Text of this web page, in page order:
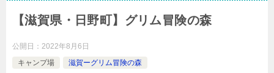
【滋賀県・日野町】グリム冒険の森
公開日： 2022年8月6日
キャンプ場
滋賀ーグリム冒険の森